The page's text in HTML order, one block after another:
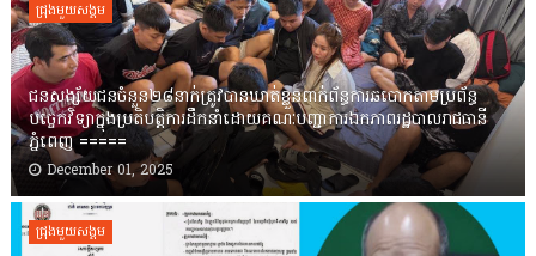
ជ្រុងមួយសង្គម
ជនសង្ស័យជនចំនួន២៨នាក់ត្រូវបានឃាត់ខ្លួនពាក់ព័ន្ធការឆបោកតាមប្រព័ន្ធ
បច្ចេកវិទ្យាក្នុងប្រតិបត្តិការដឹកនាំដោយគណៈបញ្ជាការឯកភាពរដ្ឋបាលរាជធានី
ភ្នំពេញ ‎=====
December 01, 2025
ជ្រុងមួយសង្គម